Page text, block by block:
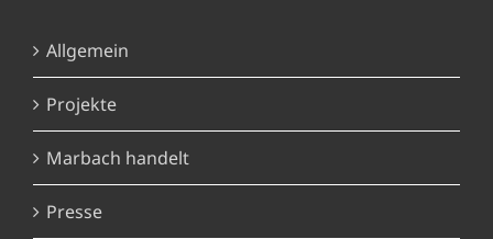
Allgemein
Projekte
Marbach handelt
Presse